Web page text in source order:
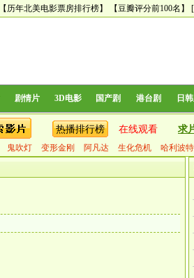
【历年北美电影票房排行榜】 【豆瓣评分前100名】
剧情片 3D电影 国产剧 港台剧 日
热播排行榜 在线观看 求
鬼吹灯 变形金刚 阿凡达 生化危机 哈利波特